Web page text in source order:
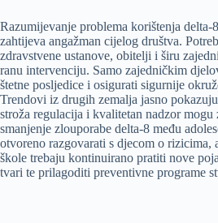
Razumijevanje problema korištenja delta-
zahtijeva angažman cijelog društva.
zdravstvene ustanove, obitelji i širu
ranu intervenciju. Samo zajedničkim
štetne posljedice i osigurati sigurnije
Trendovi iz drugih zemalja jasno
stroža regulacija i kvalitetan nadzor mogu
smanjenje zlouporabe delta-8 među
otvoreno razgovarati s djecom o rizicima,
škole trebaju kontinuirano pratiti nove
tvari te prilagoditi preventivne programe